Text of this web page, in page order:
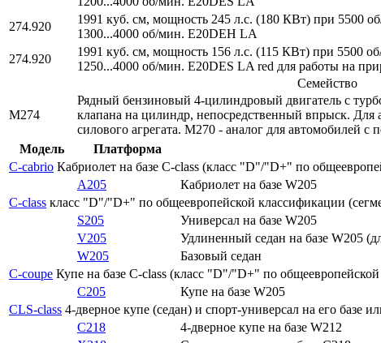
274.920
1991 куб. см, мощность 245 л.с. (180 КВт) при 5500
1300...4000 об/мин. E20DEH LA
274.920
1991 куб. см, мощность 156 л.с. (115 КВт) при 5500
1250...4000 об/мин. E20DES LA red для работы на
Семейство
M274
Рядный бензиновый 4-цилиндровый двигатель с
клапана на цилиндр, непосредственный впрыск.
силового агрегата. M270 - аналог для автомобилей
Модель
Платформа
C-cabrio Кабриолет на базе C-class (класс "D"/"D+" по
A205
Кабриолет на базе W205
C-class класс "D"/"D+" по общеевропейской классификации
S205
Универсал на базе W205
V205
Удлиненный седан на базе W205
W205
Базовый седан
C-coupe Купе на базе C-class (класс "D"/"D+" по
C205
Купе на базе W205
CLS-class 4-дверное купе (седан) и спорт-универсал на его базе
C218
4-дверное купе на базе W212